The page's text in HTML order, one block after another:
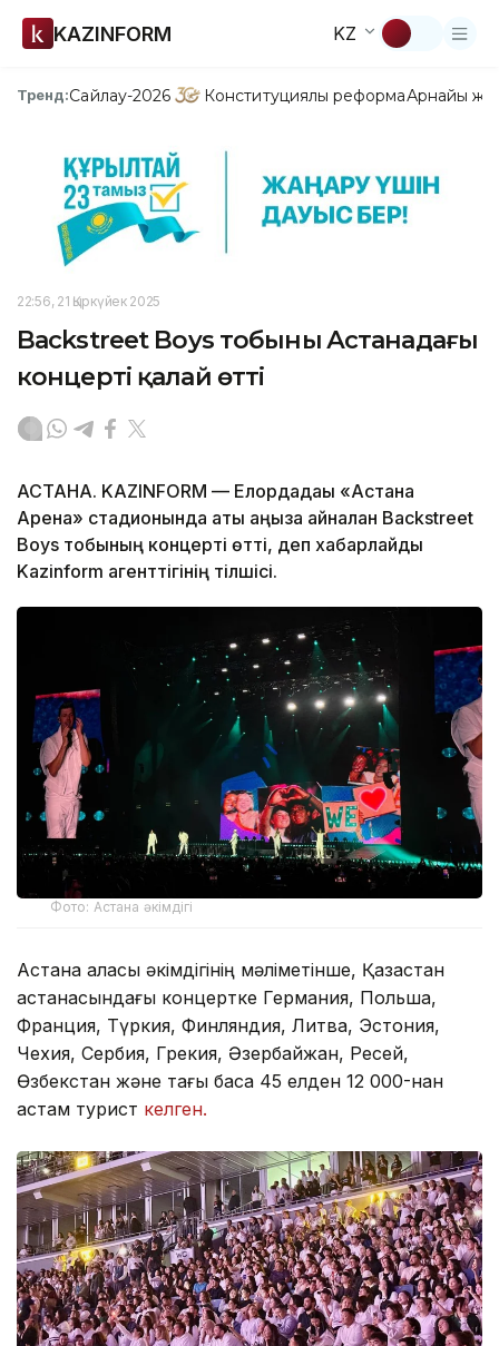
KAZINFORM KZ
Тренд:Сайлау-2026 Конституциялық реформаАрнайы
22:56, 21 Қыркүйек 2025
Backstreet Boys тобының Астанадағы
концерті қалай өтті
АСТАНА. KAZINFORM — Елордадағы «Астана
Арена» стадионында аты аңызға айналған Backstreet
Boys тобының концерті өтті, деп хабарлайды
Kazinform агенттігінің тілшісі.
Фото: Астана әкімдігі
Астана қаласы әкімдігінің мәліметінше, Қазақстан
астанасындағы концертке Германия, Польша,
Франция, Түркия, Финляндия, Литва, Эстония,
Чехия, Сербия, Грекия, Әзербайжан, Ресей,
Өзбекстан және тағы басқа 45 елден 12 000-нан
астам турист келген.